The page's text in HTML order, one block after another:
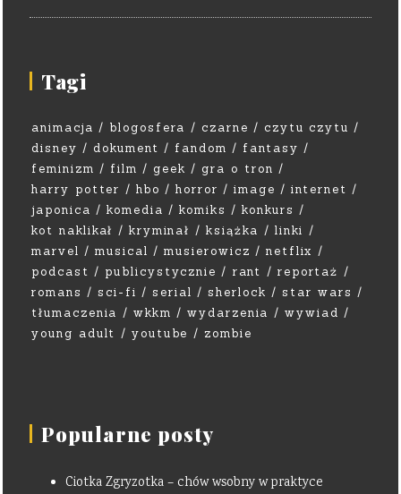
Tagi
animacja blogosfera czarne
czytu czytu
disney
dokument fandom
fantasy
feminizm
film geek
gra o tron
harry potter
hbo horror image
internet
japonica
komedia komiks
konkurs
kot naklikał
kryminał książka
linki
marvel
musical musierowicz
netflix
podcast
publicystycznie rant
reportaż
romans
sci-fi serial sherlock
star wars
tłumaczenia
wkkm wydarzenia
wywiad
young adult
youtube zombie
Popularne posty
Ciotka Zgryzotka – chów wsobny w praktyce